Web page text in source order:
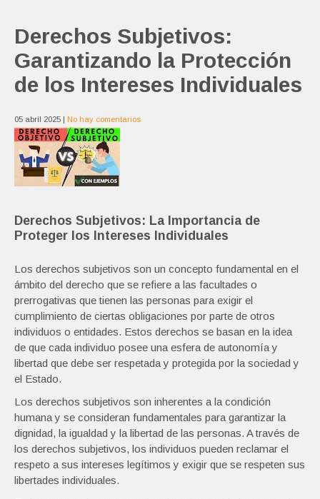
Derechos Subjetivos:
Garantizando la Protección
de los Intereses Individuales
05 abril 2025 | No hay comentarios
Derechos Subjetivos: La Importancia de
Proteger los Intereses Individuales
Los derechos subjetivos son un concepto fundamental en el
ámbito del derecho que se refiere a las facultades o
prerrogativas que tienen las personas para exigir el
cumplimiento de ciertas obligaciones por parte de otros
individuos o entidades. Estos derechos se basan en la idea
de que cada individuo posee una esfera de autonomía y
libertad que debe ser respetada y protegida por la sociedad y
el Estado.
Los derechos subjetivos son inherentes a la condición
humana y se consideran fundamentales para garantizar la
dignidad, la igualdad y la libertad de las personas. A través de
los derechos subjetivos, los individuos pueden reclamar el
respeto a sus intereses legítimos y exigir que se respeten sus
libertades individuales.